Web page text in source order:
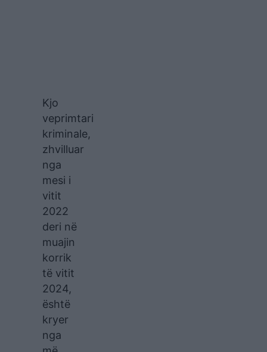
Kjo
veprimtari
kriminale,
zhvilluar
nga
mesi i
vitit
2022
deri në
muajin
korrik
të vitit
2024,
është
kryer
nga